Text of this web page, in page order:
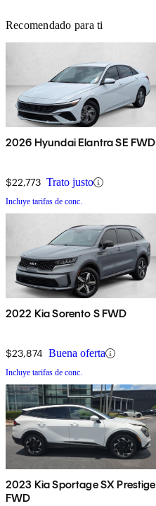
Recomendado para ti
2026 Hyundai Elantra SE FWD
$22,773 Trato justo
Incluye tarifas de conc.
2022 Kia Sorento S FWD
$23,874 Buena oferta
Incluye tarifas de conc.
2023 Kia Sportage SX Prestige
FWD